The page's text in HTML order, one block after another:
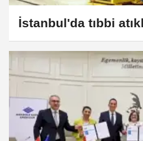
İstanbul'da tıbbi